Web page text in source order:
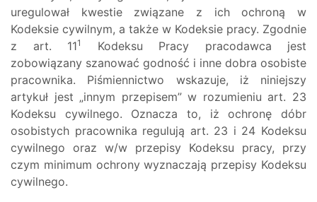
uregulował kwestie związane z ich ochroną w
Kodeksie cywilnym, a także w Kodeksie pracy. Zgodnie
z art. 111
Kodeksu Pracy pracodawca jest
zobowiązany szanować godność i inne dobra osobiste
pracownika. Piśmiennictwo wskazuje, iż niniejszy
artykuł jest „innym przepisem” w rozumieniu art. 23
Kodeksu cywilnego. Oznacza to, iż ochronę dóbr
osobistych pracownika regulują art. 23 i 24 Kodeksu
cywilnego oraz w/w przepisy Kodeksu pracy, przy
czym minimum ochrony wyznaczają przepisy Kodeksu
cywilnego.